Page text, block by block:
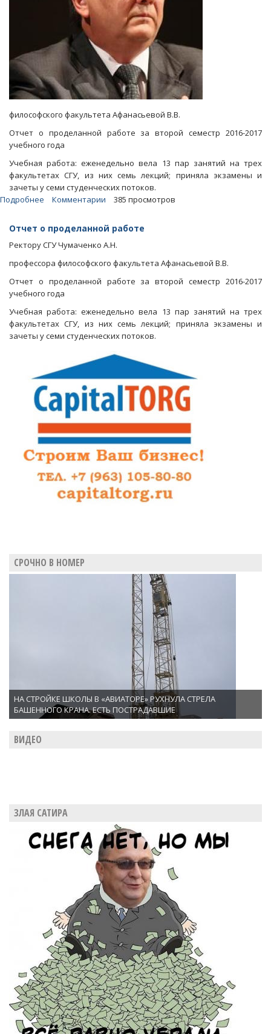
философского факультета Афанасьевой В.В.
Отчет о проделанной работе за второй семестр 2016-2017
учебного года
Учебная работа: еженедельно вела 13 пар занятий на трех
факультетах СГУ, из них семь лекций; приняла экзамены и
зачеты у семи студенческих потоков.
Подробнее
потребовала
от
ректора
выплатить
ей
премию
Комментарии 385 просмотров
Отчет о проделанной работе
Ректору СГУ Чумаченко А.Н.
профессора философского факультета Афанасьевой В.В.
Отчет о проделанной работе за второй семестр 2016-2017
учебного года
Учебная работа: еженедельно вела 13 пар занятий на трех
факультетах СГУ, из них семь лекций; приняла экзамены и
зачеты у семи студенческих потоков.
СРОЧНО В НОМЕР
НА СТРОЙКЕ ШКОЛЫ В «АВИАТОРЕ» РУХНУЛА СТРЕЛА
БАШЕННОГО КРАНА. ЕСТЬ ПОСТРАДАВШИЕ
ВИДЕО
ЗЛАЯ САТИРА